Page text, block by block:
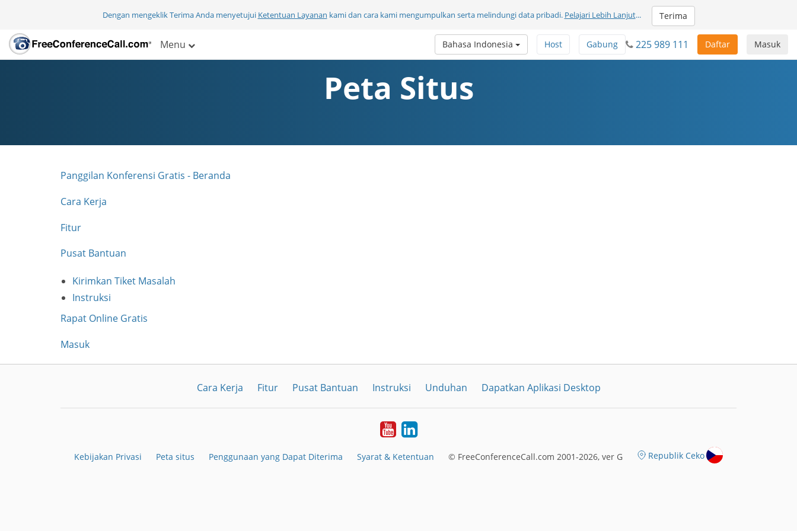
Dengan mengeklik Terima Anda menyetujui Ketentuan Layanan kami dan cara kami mengumpulkan serta melindungi data pribadi. Pelajari Lebih Lanjut... Terima
Menu Masuk
Daftar
225 989 111
Gabung
Host
Bahasa Indonesia
Peta Situs
Panggilan Konferensi Gratis - Beranda
Cara Kerja
Fitur
Pusat Bantuan
Kirimkan Tiket Masalah
Instruksi
Rapat Online Gratis
Masuk
Cara Kerja Fitur Pusat Bantuan Instruksi Unduhan Dapatkan Aplikasi Desktop
YouTubeLinkedIn
Kebijakan Privasi Peta situs Penggunaan yang Dapat Diterima Syarat & Ketentuan © FreeConferenceCall.com 2001-2026, ver G Republik Ceko